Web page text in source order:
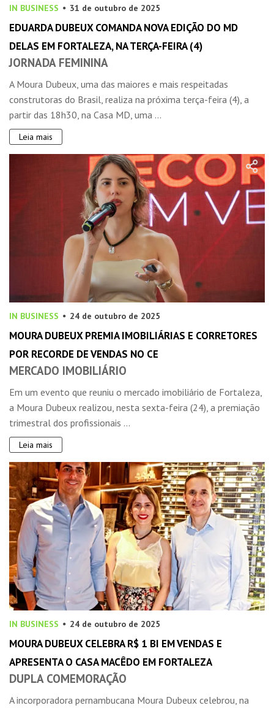
IN BUSINESS 31 de outubro de 2025
EDUARDA DUBEUX COMANDA NOVA EDIÇÃO DO MD
DELAS EM FORTALEZA, NA TERÇA-FEIRA (4)
JORNADA FEMININA
A Moura Dubeux, uma das maiores e mais respeitadas
construtoras do Brasil, realiza na próxima terça-feira (4), a
partir das 18h30, na Casa MD, uma ...
Leia mais
IN BUSINESS 24 de outubro de 2025
MOURA DUBEUX PREMIA IMOBILIÁRIAS E CORRETORES
POR RECORDE DE VENDAS NO CE
MERCADO IMOBILIÁRIO
Em um evento que reuniu o mercado imobiliário de Fortaleza,
a Moura Dubeux realizou, nesta sexta-feira (24), a premiação
trimestral dos profissionais ...
Leia mais
IN BUSINESS 24 de outubro de 2025
MOURA DUBEUX CELEBRA R$ 1 BI EM VENDAS E
APRESENTA O CASA MACÊDO EM FORTALEZA
DUPLA COMEMORAÇÃO
A incorporadora pernambucana Moura Dubeux celebrou, na